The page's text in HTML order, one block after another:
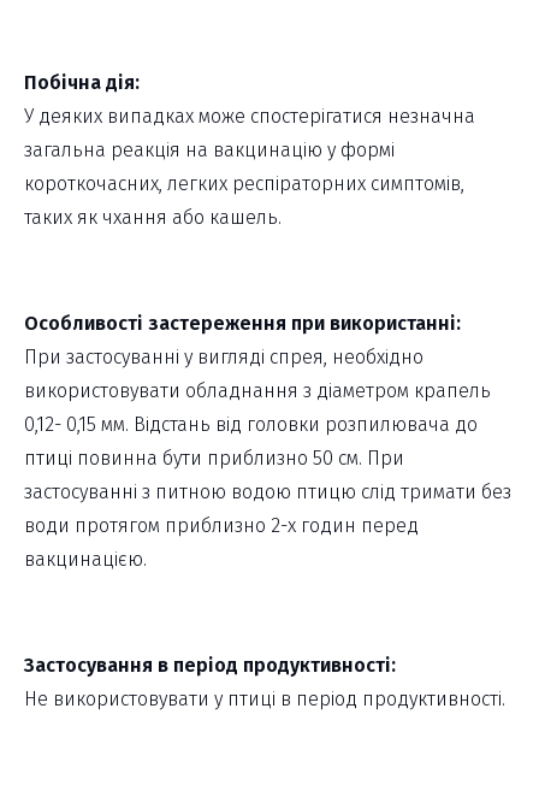
Побічна дія:
У деяких випадках може спостерігатися незначна
загальна реакція на вакцинацію у формі
короткочасних, легких респіраторних симптомів,
таких як чхання або кашель.
Особливості застереження при використанні:
При застосуванні у вигляді спрея, необхідно
використовувати обладнання з діаметром крапель
0,12- 0,15 мм. Відстань від головки розпилювача до
птиці повинна бути приблизно 50 см. При
застосуванні з питною водою птицю слід тримати без
води протягом приблизно 2-х годин перед
вакцинацією.
Застосування в період продуктивності:
Не використовувати у птиці в період продуктивності.